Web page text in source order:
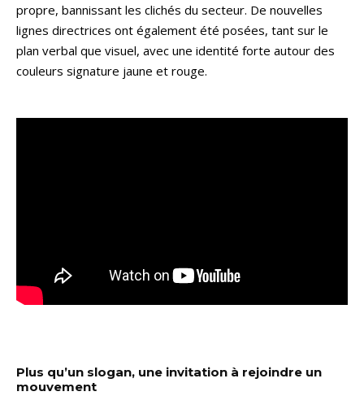
propre, bannissant les clichés du secteur. De nouvelles
lignes directrices ont également été posées, tant sur le
plan verbal que visuel, avec une identité forte autour des
couleurs signature jaune et rouge.
Plus qu’un slogan, une invitation à rejoindre un
mouvement